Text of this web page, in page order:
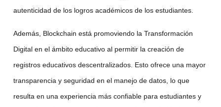
autenticidad de los logros académicos de los estudiantes.
Además, Blockchain está promoviendo la Transformación
Digitalen el ámbito educativo al permitir la creación de
registros educativos descentralizados. Esto ofrece una mayor
transparencia y seguridad en el manejo de datos, lo que
resulta en una experiencia más confiable para estudiantes y